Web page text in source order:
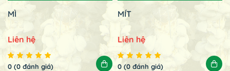
MÌ
Liên hệ
0 (0 đánh giá)
MÍT
Liên hệ
0 (0 đánh giá)